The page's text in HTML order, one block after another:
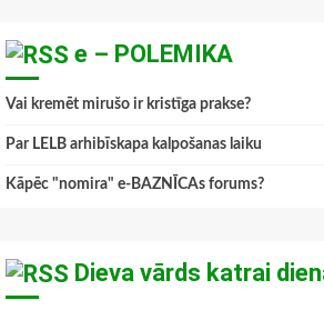
e – POLEMIKA
Vai kremēt mirušo ir kristīga prakse?
Par LELB arhibīskapa kalpošanas laiku
Kāpēc "nomira" e-BAZNĪCAs forums?
Dieva vārds katrai